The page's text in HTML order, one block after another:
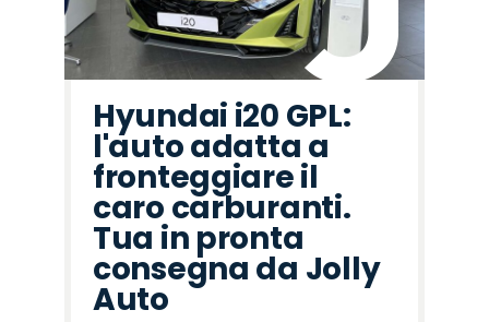
Hyundai i20 GPL:
l'auto adatta a
fronteggiare il
caro carburanti.
Tua in pronta
consegna da Jolly
Auto